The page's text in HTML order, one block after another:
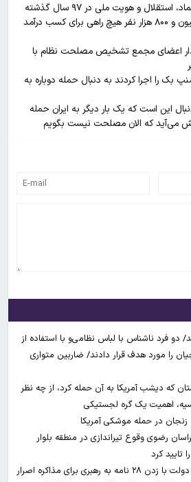
و هویت ملی در ۹۷ سال گذشته
عضو دفتر رهبری: یک میلیون و ۸۰۰ هزار نفر هیچ راهی برای کسب درآمد
اعضای مجمع تشخیص مصلحت نظام با
بک را اجرا کردند به دنبال حمله دوباره به
این است که یک بار دیگر به ایران حمله
می‌آید که الان مصلحت نیست بگویم
دو فرد ناشناس با لباس نظامی‌و با استفاده از
را مورد هدف قرار دادند/ ضاربین متواری
که دیشب آمریکا به آن حمله کرد، از چه نظر
اهمیت یک گره لجستیکی
رضوی وقوع تیراندازی در منطقه بلوار
ابوترابی، نماینده مجلس: دولت با زدن ۲۸ نامه به رهبری برای مذاکره اصرار